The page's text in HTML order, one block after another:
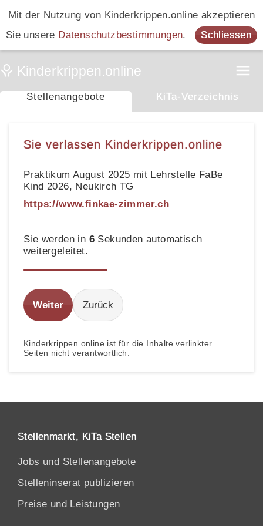
Mit der Nutzung von Kinderkrippen.online akzeptieren
Sie unsere Datenschutzbestimmungen. Schliessen
Stellenangebote KiTa-Verzeichnis
Sie verlassen Kinderkrippen.online
Praktikum August 2025 mit Lehrstelle FaBe
Kind 2026, Neukirch TG
https://www.finkae-zimmer.ch
Sie werden in 6 Sekunden automatisch
weitergeleitet.
Weiter Zurück
Kinderkrippen.online ist für die Inhalte verlinkter
Seiten nicht verantwortlich.
Stellenmarkt, KiTa Stellen
Jobs und Stellenangebote
Stelleninserat publizieren
Preise und Leistungen